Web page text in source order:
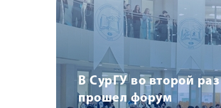
В СурГУ во второй раз
прошел форум